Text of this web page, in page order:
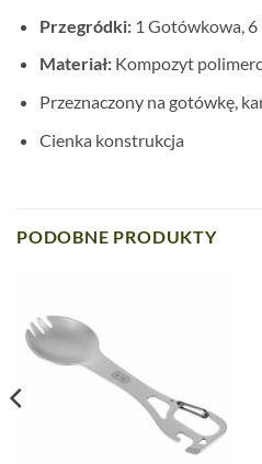
Przegródki:1 Gotówkowa, 6
Materiał:Kompozyt
Przeznaczony na gotówkę,
Cienka konstrukcja
PODOBNE PRODUKTY